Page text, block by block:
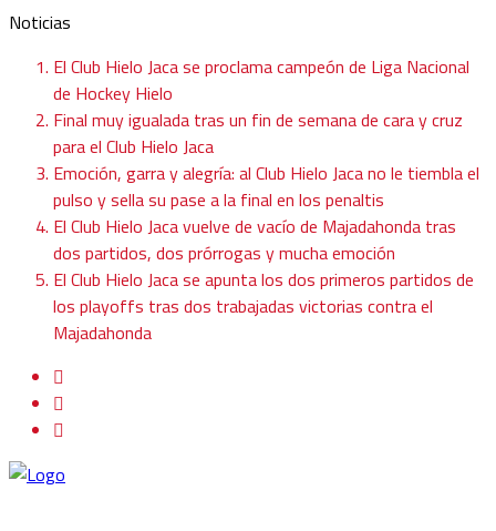
Noticias
El Club Hielo Jaca se proclama campeón de Liga Nacional
de Hockey Hielo
Final muy igualada tras un fin de semana de cara y cruz
para el Club Hielo Jaca
Emoción, garra y alegría: al Club Hielo Jaca no le tiembla el
pulso y sella su pase a la final en los penaltis
El Club Hielo Jaca vuelve de vacío de Majadahonda tras
dos partidos, dos prórrogas y mucha emoción
El Club Hielo Jaca se apunta los dos primeros partidos de
los playoffs tras dos trabajadas victorias contra el
Majadahonda